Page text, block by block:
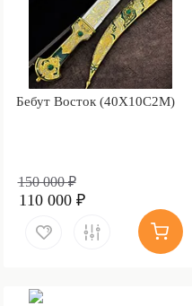
Бебут Восток (40Х10С2М)
150 000 ₽
110 000 ₽